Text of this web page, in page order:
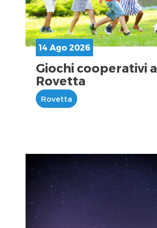
14 Ago 2026
Giochi cooperativi a
Rovetta
Rovetta